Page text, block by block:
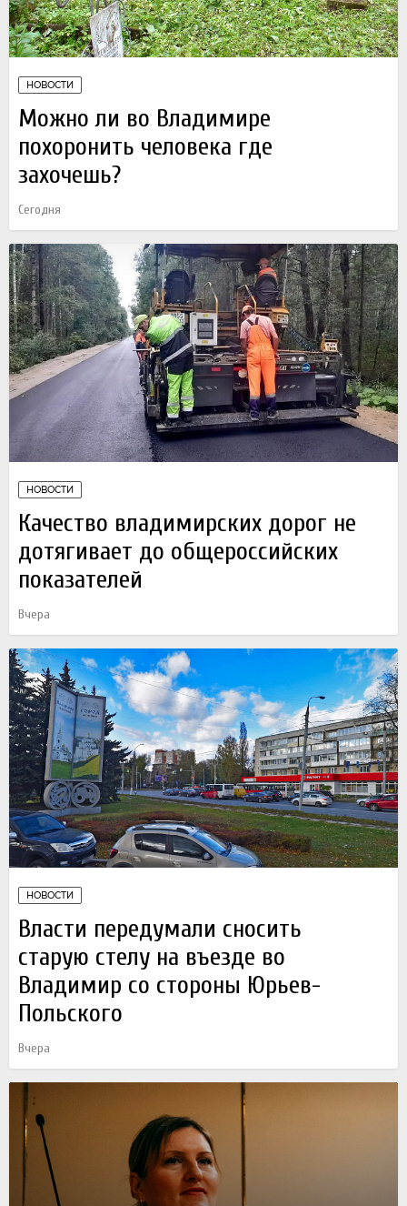
НОВОСТИ
Можно ли во Владимире
похоронить человека где
захочешь?
Сегодня
НОВОСТИ
Качество владимирских дорог не
дотягивает до общероссийских
показателей
Вчера
НОВОСТИ
Власти передумали сносить
старую стелу на въезде во
Владимир со стороны Юрьев-
Польского
Вчера